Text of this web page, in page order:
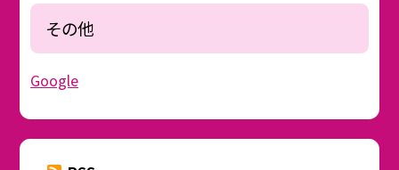
その他
Google